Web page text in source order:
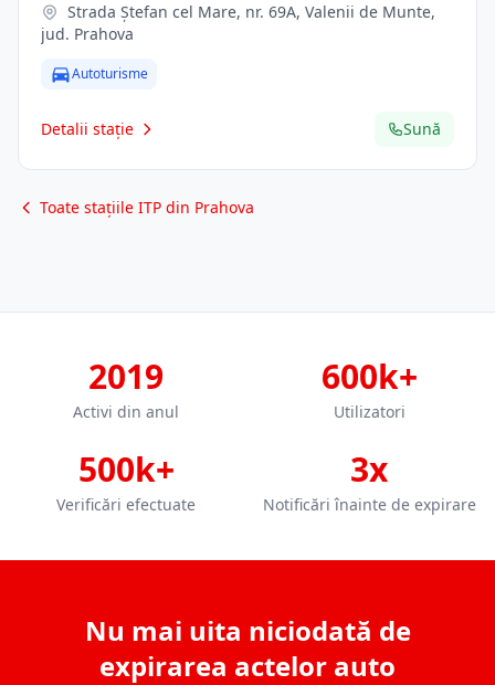
jud. Prahova
Autoturisme
Detalii stație Sună
Toate stațiile ITP din Prahova
2019
Activi din anul
600k+
Utilizatori
500k+
Verificări efectuate
3x
Notificări înainte de expirare
Nu mai uita niciodată de
expirarea actelor auto